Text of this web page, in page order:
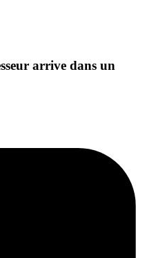
arrive dans un